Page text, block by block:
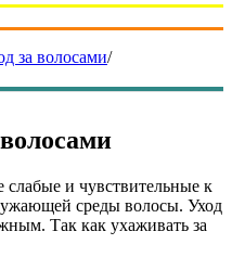
за волосами/
и чувствительные к
среды волосы. Уход
Так как ухаживать за